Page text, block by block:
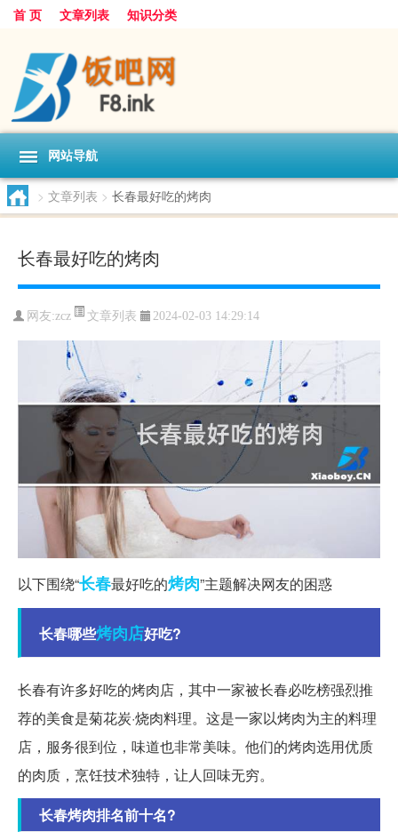
首 页 文章列表 知识分类
网站导航
> 文章列表 > 长春最好吃的烤肉
长春最好吃的烤肉
网友:zcz 文章列表 2024-02-03 14:29:14
以下围绕“长春最好吃的烤肉”主题解决网友的困惑
长春哪些烤肉店好吃?
长春有许多好吃的烤肉店，其中一家被长春必吃榜强烈推
荐的美食是菊花炭·烧肉料理。这是一家以烤肉为主的料理
店，服务很到位，味道也非常美味。他们的烤肉选用优质
的肉质，烹饪技术独特，让人回味无穷。
长春烤肉排名前十名?